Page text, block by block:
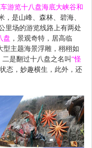
游览十八盘海底大峡谷和
，是山峰、森林、碧海、
里场的游览线路上有两处
盘 ，景观奇特，居高临
型主题海景浮雕，栩栩如
是翻过十八盘之名叫 “怪
态，妙趣横生，此外，还